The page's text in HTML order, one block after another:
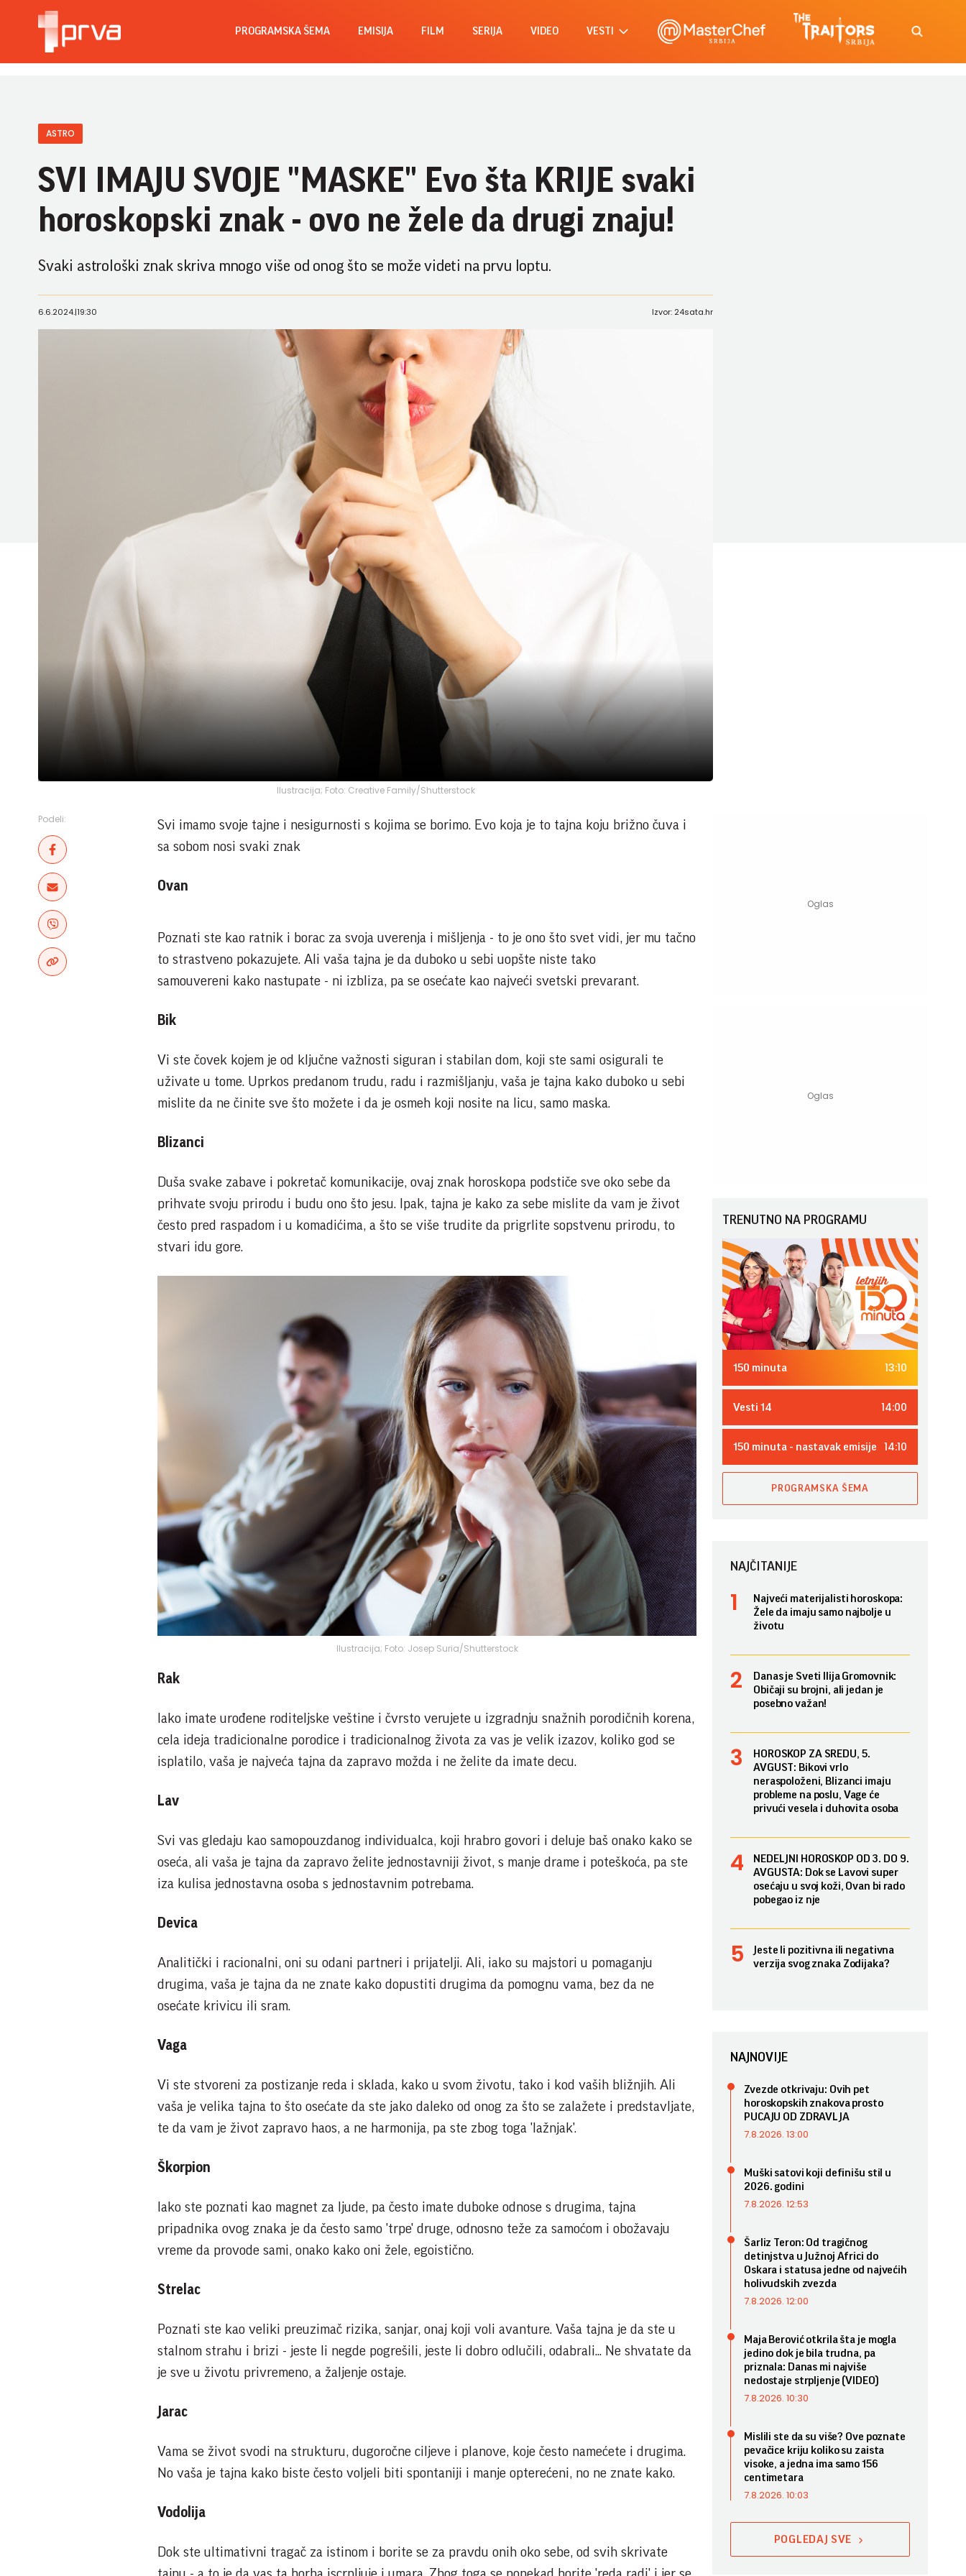
PROGRAMSKA ŠEMA EMISIJA FILM SERIJA VIDEO VESTI
ASTRO
SVI IMAJU SVOJE "MASKE" Evo šta KRIJE svaki
horoskopski znak - ovo ne žele da drugi znaju!
Svaki astrološki znak skriva mnogo više od onog što se može videti na prvu loptu.
Ilustracija; Foto: Creative Family/Shutterstock
6.6.2024.|19:30 Izvor: 24sata.hr
Podeli:
Svi imamo svoje tajne i nesigurnosti s kojima se borimo. Evo koja je to tajna koju brižno čuva i
sa sobom nosi svaki znak
Ovan
Poznati ste kao ratnik i borac za svoja uverenja i mišljenja - to je ono što svet vidi, jer mu tačno
to strastveno pokazujete. Ali vaša tajna je da duboko u sebi uopšte niste tako
samouvereni kako nastupate - ni izbliza, pa se osećate kao najveći svetski prevarant.
Bik
Vi ste čovek kojem je od ključne važnosti siguran i stabilan dom, koji ste sami osigurali te
uživate u tome. Uprkos predanom trudu, radu i razmišljanju, vaša je tajna kako duboko u sebi
mislite da ne činite sve što možete i da je osmeh koji nosite na licu, samo maska.
Blizanci
Duša svake zabave i pokretač komunikacije, ovaj znak horoskopa podstiče sve oko sebe da
prihvate svoju prirodu i budu ono što jesu. Ipak, tajna je kako za sebe mislite da vam je život
često pred raspadom i u komadićima, a što se više trudite da prigrlite sopstvenu prirodu, to
stvari idu gore.
Ilustracija; Foto: Josep Suria/Shutterstock
Rak
Iako imate urođene roditeljske veštine i čvrsto verujete u izgradnju snažnih porodičnih korena,
cela ideja tradicionalne porodice i tradicionalnog života za vas je velik izazov, koliko god se
isplatilo, vaša je najveća tajna da zapravo možda i ne želite da imate decu.
Lav
Svi vas gledaju kao samopouzdanog individualca, koji hrabro govori i deluje baš onako kako se
oseća, ali vaša je tajna da zapravo želite jednostavniji život, s manje drame i poteškoća, pa ste
iza kulisa jednostavna osoba s jednostavnim potrebama.
Devica
Analitički i racionalni, oni su odani partneri i prijatelji. Ali, iako su majstori u pomaganju
drugima, vaša je tajna da ne znate kako dopustiti drugima da pomognu vama, bez da ne
osećate krivicu ili sram.
Vaga
Vi ste stvoreni za postizanje reda i sklada, kako u svom životu, tako i kod vaših bližnjih. Ali
vaša je velika tajna to što osećate da ste jako daleko od onog za što se zalažete i predstavljate,
te da vam je život zapravo haos, a ne harmonija, pa ste zbog toga 'lažnjak'.
Škorpion
Iako ste poznati kao magnet za ljude, pa često imate duboke odnose s drugima, tajna
pripadnika ovog znaka je da često samo 'trpe' druge, odnosno teže za samoćom i obožavaju
vreme da provode sami, onako kako oni žele, egoistično.
Strelac
Poznati ste kao veliki preuzimač rizika, sanjar, onaj koji voli avanture. Vaša tajna je da ste u
stalnom strahu i brizi - jeste li negde pogrešili, jeste li dobro odlučili, odabrali... Ne shvatate da
je sve u životu privremeno, a žaljenje ostaje.
Jarac
Vama se život svodi na strukturu, dugoročne ciljeve i planove, koje često namećete i drugima.
No vaša je tajna kako biste često voljeli biti spontaniji i manje opterećeni, no ne znate kako.
Vodolija
Dok ste ultimativni tragač za istinom i borite se za pravdu onih oko sebe, od svih skrivate
TRENUTNO NA PROGRAMU
150 minuta 13:10
Vesti 14 14:00
150 minuta - nastavak emisije 14:10
PROGRAMSKA ŠEMA
NAJČITANIJE
Najveći materijalisti horoskopa:
Žele da imaju samo najbolje u
životu
Danas je Sveti Ilija Gromovnik:
Običaji su brojni, ali jedan je
posebno važan!
HOROSKOP ZA SREDU, 5.
AVGUST: Bikovi vrlo
neraspoloženi, Blizanci imaju
probleme na poslu, Vage će
privući vesela i duhovita osoba
NEDELJNI HOROSKOP OD 3. DO 9.
AVGUSTA: Dok se Lavovi super
osećaju u svoj koži, Ovan bi rado
pobegao iz nje
Jeste li pozitivna ili negativna
verzija svog znaka Zodijaka?
NAJNOVIJE
Zvezde otkrivaju: Ovih pet
horoskopskih znakova prosto
PUCAJU OD ZDRAVLJA
7.8.2026. 13:00
Muški satovi koji definišu stil u
2026. godini
7.8.2026. 12:53
Šarliz Teron: Od tragičnog
detinjstva u Južnoj Africi do
Oskara i statusa jedne od najvećih
holivudskih zvezda
7.8.2026. 12:00
Maja Berović otkrila šta je mogla
jedino dok je bila trudna, pa
priznala: Danas mi najviše
nedostaje strpljenje (VIDEO)
7.8.2026. 10:30
Mislili ste da su više? Ove poznate
pevačice kriju koliko su zaista
visoke, a jedna ima samo 156
centimetara
7.8.2026. 10:03
POGLEDAJ SVE